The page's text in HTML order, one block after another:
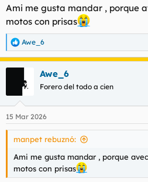
r
e
l
t
e
m
n
i
c
i
Ami me gusta mandar , porque
motos con prisas
R
e
a
e
s
Awe_6
Awe_6
Forero del todo a cien
15 Mar 2026
manpet rebuznó:
Ami me gusta mandar , porque
motos con prisas